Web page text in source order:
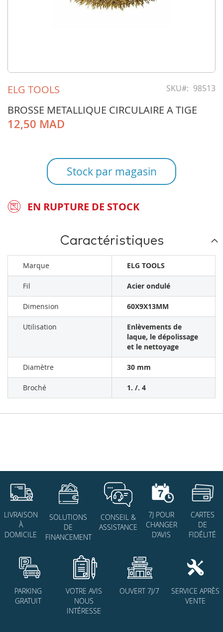
ELG TOOLS SKU 98513
BROSSE METALLIQUE CIRCULAIRE A TIGE
12,50 MAD
Stock par magasin
EN RUPTURE DE STOCK
to
beginning
of
the
Caractéristiques
Marque ELG TOOLS
Fil Acier ondulé
Dimension 60X9X13MM
Utilisation
Enlèvements de
laque, le dépolissage
et le nettoyage
Diamètre 30 mm
Broché 1. /. 4
LIVRAISON
À
DOMICILE
SOLUTIONS
DE
FINANCEMENT
CONSEIL &
ASSISTANCE
7J POUR
CHANGER
D’AVIS
CARTES
DE
FIDÉLITÉ
PARKING
GRATUIT
VOTRE AVIS
NOUS
INTÉRESSE
OUVERT 7J/7
SERVICE APRÈS
VENTE